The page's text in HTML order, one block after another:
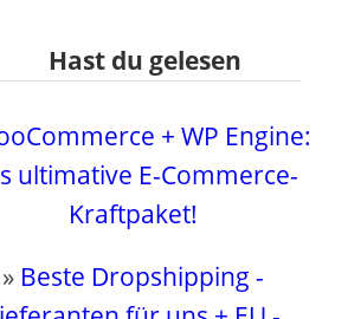
Hast du gelesen
+ WP Engine:
ultimative E-Commerce-
Kraftpaket!
» Beste Dropshipping -